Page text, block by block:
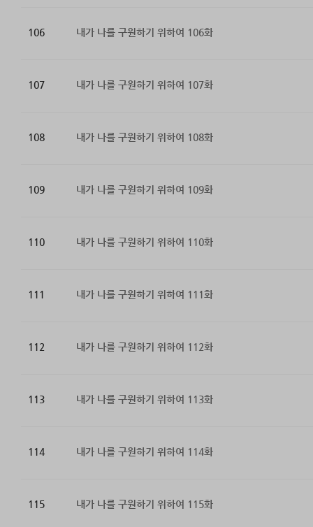
106 내가 나를 구원하기 위하여 106화
107 내가 나를 구원하기 위하여 107화
108 내가 나를 구원하기 위하여 108화
109 내가 나를 구원하기 위하여 109화
110 내가 나를 구원하기 위하여 110화
111 내가 나를 구원하기 위하여 111화
112 내가 나를 구원하기 위하여 112화
113 내가 나를 구원하기 위하여 113화
114 내가 나를 구원하기 위하여 114화
115 내가 나를 구원하기 위하여 115화